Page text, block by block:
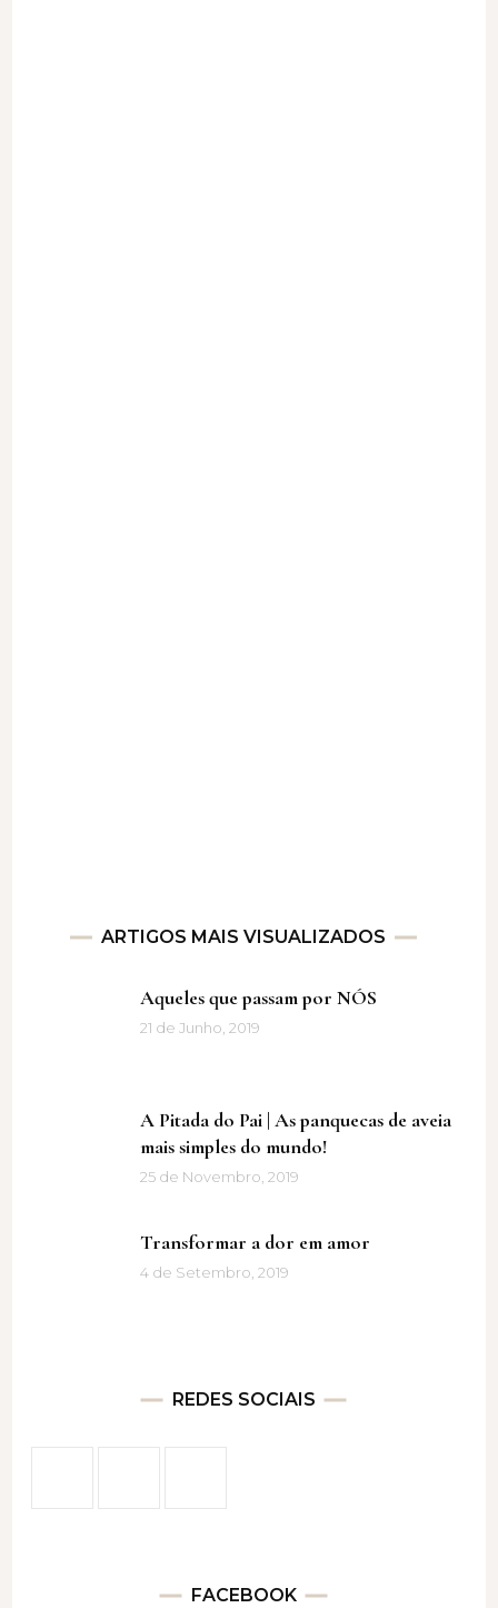
ARTIGOS MAIS VISUALIZADOS
Aqueles que passam por NÓS
21 de Junho, 2019
A Pitada do Pai | As panquecas de aveia
mais simples do mundo!
25 de Novembro, 2019
Transformar a dor em amor
4 de Setembro, 2019
REDES SOCIAIS
FACEBOOK